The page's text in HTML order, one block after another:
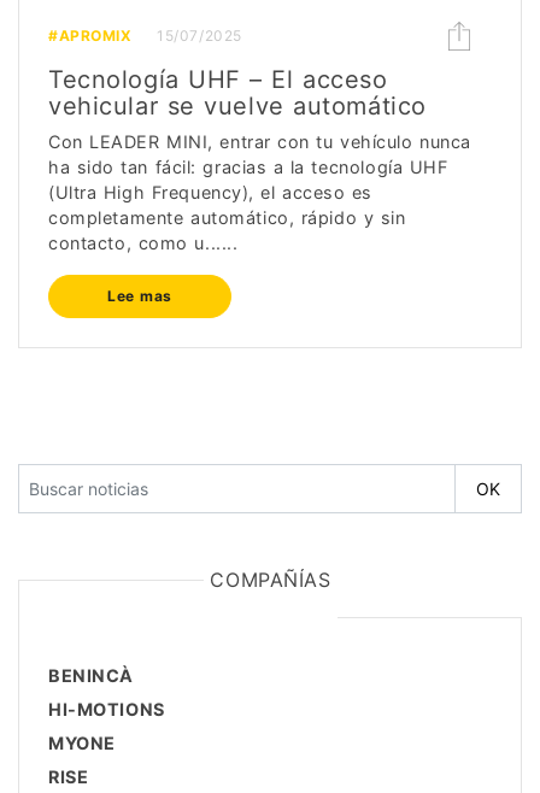
#APROMIX 15/07/2025
Tecnología UHF – El acceso
vehicular se vuelve automático
Con LEADER MINI, entrar con tu vehículo nunca
ha sido tan fácil: gracias a la tecnología UHF
(Ultra High Frequency), el acceso es
completamente automático, rápido y sin
contacto, como u......
Lee mas
COMPAÑÍAS
BENINCÀ
HI-MOTIONS
MYONE
RISE